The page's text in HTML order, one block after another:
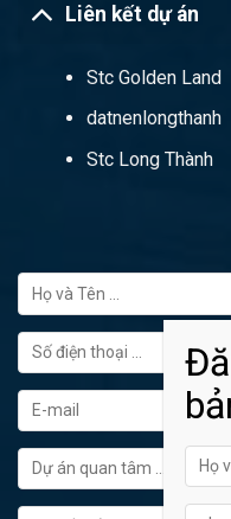
Liên kết dự án
Stc Golden Land
datnenlongthanh
Stc Long Thành